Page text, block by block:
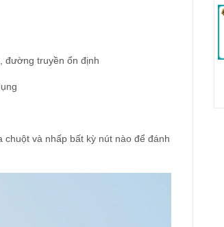
đường truyền ổn định
và nhấp bất kỳ nút nào để đánh